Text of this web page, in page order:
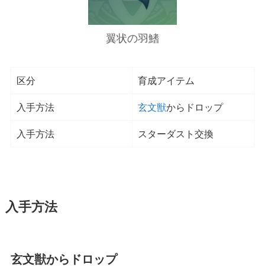
翼状の羽鰭
区分 育成アイテム
入手方法 玄文獣からドロップ
入手方法 スターダスト交換
入手方法
玄文獣からドロップ